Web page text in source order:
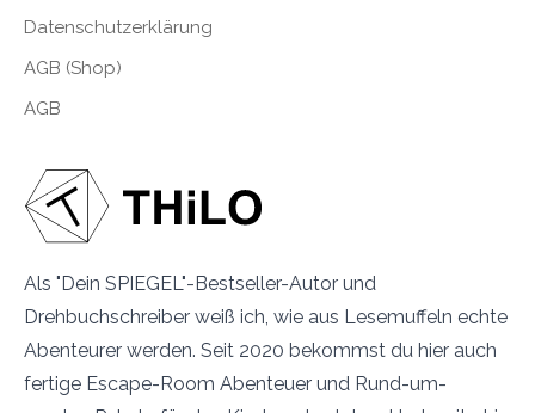
Als "Dein SPIEGEL"-Bestseller-Autor und
Drehbuchschreiber weiß ich, wie aus Lesemuffeln echte
Abenteurer werden. Seit 2020 bekommst du hier auch
fertige Escape-Room Abenteuer und Rund-um-
Datenschutzerklärung
AGB (Shop)
AGB